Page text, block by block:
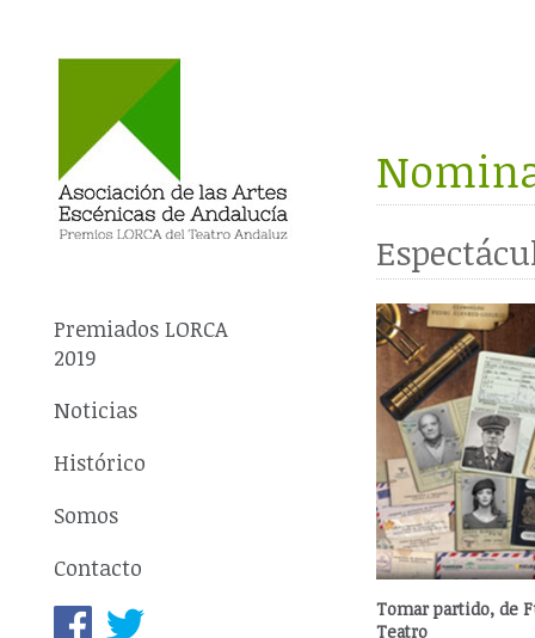
Premiados LORCA
2019
Noticias
Histórico
Somos
Contacto
Tomar partido, de
Teatro